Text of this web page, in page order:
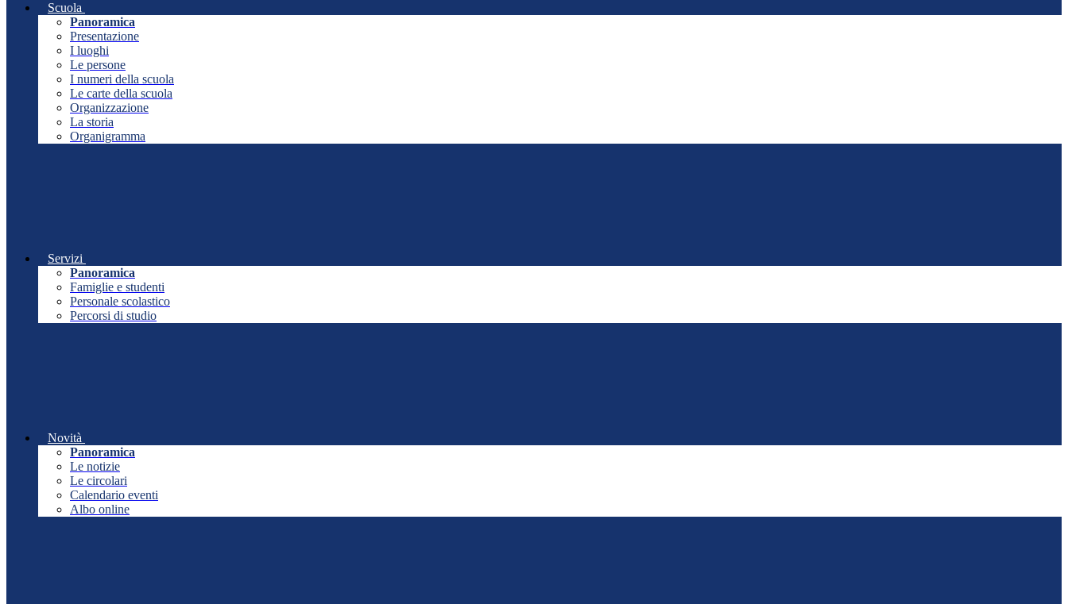
Scuola
Panoramica
Presentazione
I luoghi
Le persone
I numeri della scuola
Le carte della scuola
Organizzazione
La storia
Organigramma
Servizi
Panoramica
Famiglie e studenti
Personale scolastico
Percorsi di studio
Novità
Panoramica
Le notizie
Le circolari
Calendario eventi
Albo online